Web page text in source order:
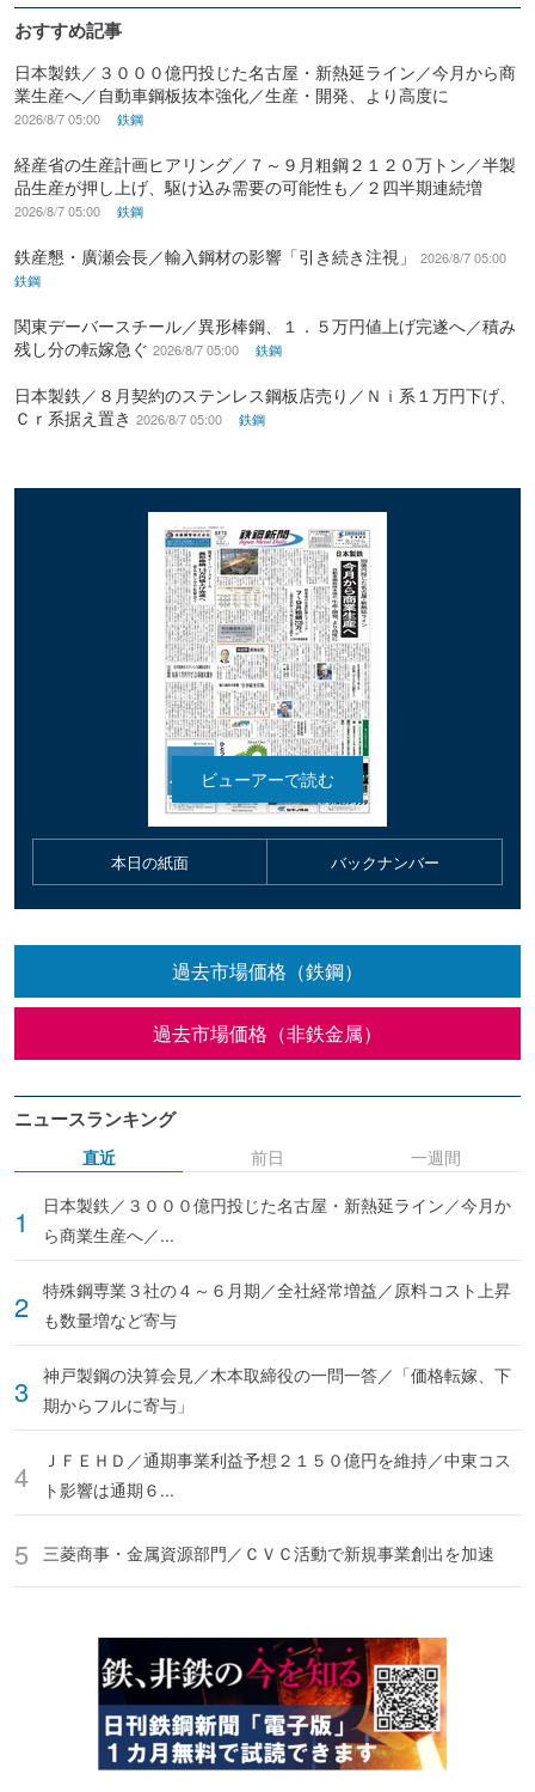
おすすめ記事
日本製鉄／３０００億円投じた名古屋・新熱延ライン／今月から商
業生産へ／自動車鋼板抜本強化／生産・開発、より高度に
2026/8/7 05:00 鉄鋼
経産省の生産計画ヒアリング／７～９月粗鋼２１２０万トン／半製
品生産が押し上げ、駆け込み需要の可能性も／２四半期連続増
2026/8/7 05:00 鉄鋼
鉄産懇・廣瀬会長／輸入鋼材の影響「引き続き注視」
2026/8/7 05:00
鉄鋼
関東デーバースチール／異形棒鋼、１．５万円値上げ完遂へ／積み
残し分の転嫁急ぐ 2026/8/7 05:00 鉄鋼
日本製鉄／８月契約のステンレス鋼板店売り／Ｎｉ系１万円下げ、
Ｃｒ系据え置き 2026/8/7 05:00 鉄鋼
本日の紙面 バックナンバー
過去市場価格（鉄鋼）
過去市場価格（非鉄金属）
ニュースランキング
直近
日本製鉄／３０００億円投じた名古屋・新熱延ライン／今月か
ら商業生産へ／...
特殊鋼専業３社の４～６月期／全社経常増益／原料コスト上昇
も数量増など寄与
神戸製鋼の決算会見／木本取締役の一問一答／「価格転嫁、下
期からフルに寄与」
ＪＦＥＨＤ／通期事業利益予想２１５０億円を維持／中東コス
ト影響は通期６...
三菱商事・金属資源部門／ＣＶＣ活動で新規事業創出を加速
前日 一週間